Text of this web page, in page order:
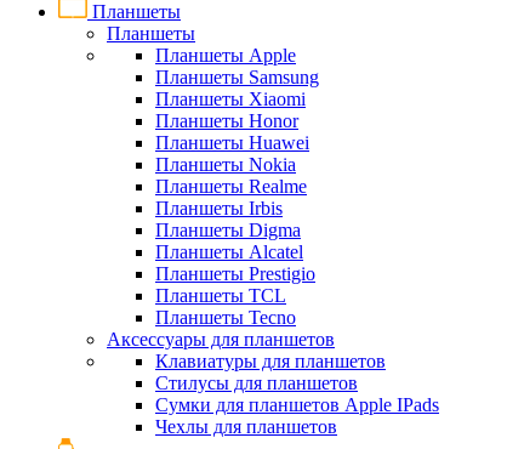
Планшеты
Планшеты
Планшеты Apple
Планшеты Samsung
Планшеты Xiaomi
Планшеты Honor
Планшеты Huawei
Планшеты Nokia
Планшеты Realme
Планшеты Irbis
Планшеты Digma
Планшеты Alcatel
Планшеты Prestigio
Планшеты TCL
Планшеты Tecno
Аксессуары для планшетов
Клавиатуры для планшетов
Стилусы для планшетов
Сумки для планшетов Apple IPads
Чехлы для планшетов